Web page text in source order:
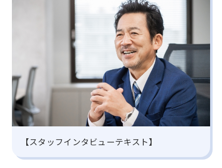
【スタッフインタビューテキスト】